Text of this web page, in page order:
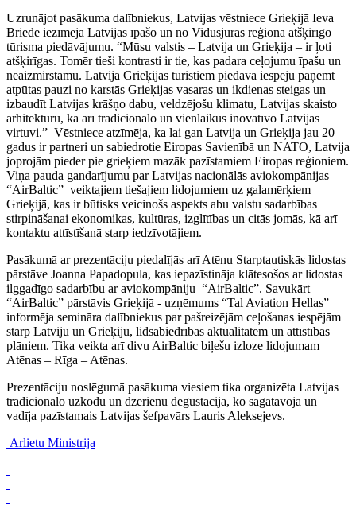
Uzrunājot pasākuma dalībniekus, Latvijas vēstniece Grieķijā Ieva
Briede iezīmēja Latvijas īpašo un no Vidusjūras reģiona atšķirīgo
tūrisma piedāvājumu. “Mūsu valstis – Latvija un Grieķija – ir ļoti
atšķirīgas. Tomēr tieši kontrasti ir tie, kas padara ceļojumu īpašu un
neaizmirstamu. Latvija Grieķijas tūristiem piedāvā iespēju paņemt
atpūtas pauzi no karstās Grieķijas vasaras un ikdienas steigas un
izbaudīt Latvijas krāšņo dabu, veldzējošu klimatu, Latvijas skaisto
arhitektūru, kā arī tradicionālo un vienlaikus inovatīvo Latvijas
virtuvi.” Vēstniece atzīmēja, ka lai gan Latvija un Grieķija jau 20
gadus ir partneri un sabiedrotie Eiropas Savienībā un NATO, Latvija
joprojām pieder pie grieķiem mazāk pazīstamiem Eiropas reģioniem.
Viņa pauda gandarījumu par Latvijas nacionālās aviokompānijas
“AirBaltic” veiktajiem tiešajiem lidojumiem uz galamērķiem
Grieķijā, kas ir būtisks veicinošs aspekts abu valstu sadarbības
stirpināšanai ekonomikas, kultūras, izglītības un citās jomās, kā arī
kontaktu attīstīšanā starp iedzīvotājiem.
Pasākumā ar prezentāciju piedalījās arī Atēnu Starptautiskās lidostas
pārstāve Joanna Papadopula, kas iepazīstināja klātesošos ar lidostas
ilggadīgo sadarbību ar aviokompāniju “AirBaltic”. Savukārt
“AirBaltic” pārstāvis Grieķijā - uzņēmums “Tal Aviation Hellas”
informēja semināra dalībniekus par pašreizējām ceļošanas iespējām
starp Latviju un Grieķiju, lidsabiedrības aktualitātēm un attīstības
plāniem. Tika veikta arī divu AirBaltic biļešu izloze lidojumam
Atēnas – Rīga – Atēnas.
Prezentāciju noslēgumā pasākuma viesiem tika organizēta Latvijas
tradicionālo uzkodu un dzērienu degustācija, ko sagatavoja un
vadīja pazīstamais Latvijas šefpavārs Lauris Aleksejevs.
Ārlietu Ministrija